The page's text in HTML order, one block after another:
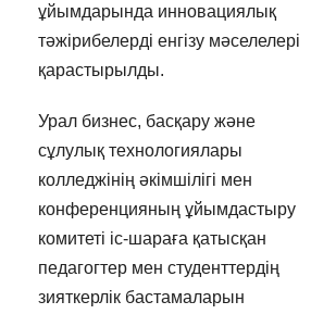
ұйымдарында инновациялық
тәжірибелерді енгізу мәселелері
қарастырылды.
Урал бизнес, басқару және
сұлулық технологиялары
колледжінің әкімшілігі мен
конференцияның ұйымдастыру
комитеті іс-шараға қатысқан
педагогтер мен студенттердің
зияткерлік бастамаларын